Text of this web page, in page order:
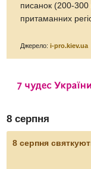
писанок (200-300
притаманних
Джерело:i-pro.kiev.ua
8 серпня
8 серпня